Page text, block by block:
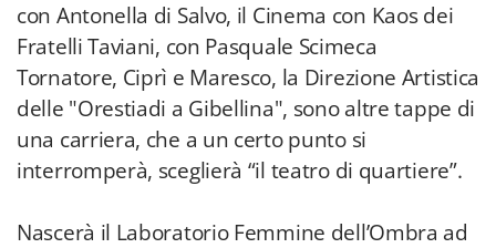
con Antonella di Salvo, il Cinema con Kaos dei
Fratelli Taviani, con Pasquale Scimeca
Tornatore, Ciprì e Maresco, la Direzione Artistica
delle "Orestiadi a Gibellina", sono altre tappe di
una carriera, che a un certo punto si
interromperà, sceglierà “il teatro di quartiere”.
Nascerà il Laboratorio Femmine dell’Ombra ad